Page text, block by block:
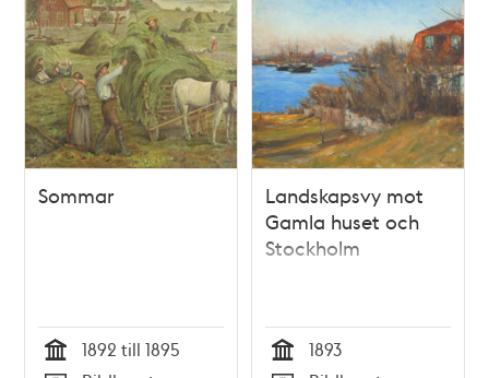
Sommar
1892 till 1895
Landskapsvy mot
Gamla huset och
Stockholm
1893